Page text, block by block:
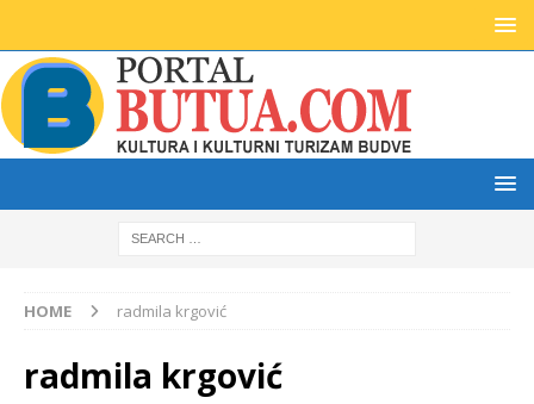
HOME radmila krgović
radmila krgović